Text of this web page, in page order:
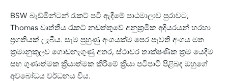
BSW බැඩ්මින්ටන් රැකට් පටි ඇදීමේ පාඨමාලාව පුරාවට,
Thomas වෘත්තීය රැකට් නඩත්තුවේ අනුක්‍රමික අදියරයන් හරහා
ප්‍රගතියක් ලැබීය. සෑම පුහුණු අංශයක්ම පෙර පැවති අංශය මත
ක්‍රමානුකූලව ගොඩනැගුණු අතර, ස්ථාවර තාක්ෂණික ක්‍රම යෙදීම
සහ ගුණාත්මක ක්‍රියාත්මක කිරීමේ ක්‍රියා පටිපාටි පිළිබඳ ඔහුගේ
අවබෝධය වර්ධනය විය.